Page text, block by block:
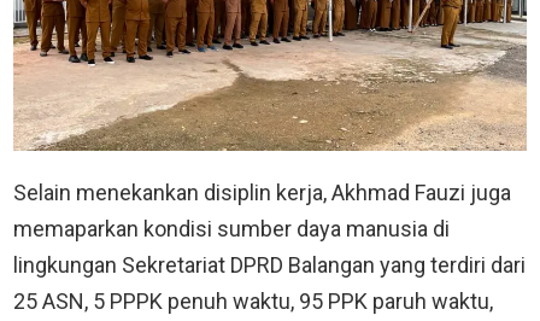
Selain menekankan disiplin kerja, Akhmad Fauzi juga
memaparkan kondisi sumber daya manusia di
lingkungan Sekretariat DPRD Balangan yang terdiri dari
25 ASN, 5 PPPK penuh waktu, 95 PPK paruh waktu,